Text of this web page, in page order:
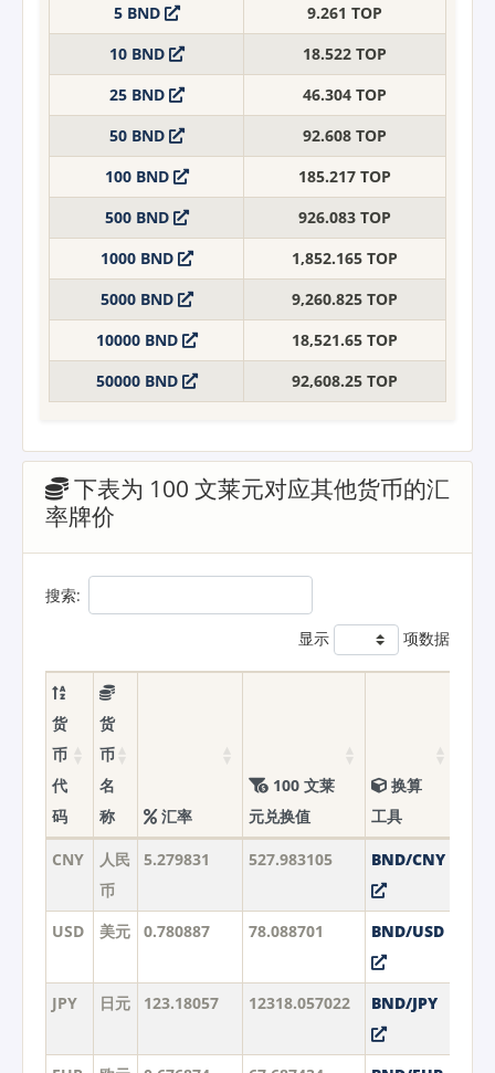
5 BND
9.261 TOP
10 BND
18.522 TOP
25 BND
46.304 TOP
50 BND
92.608 TOP
100 BND
185.217 TOP
500 BND
926.083 TOP
1000 BND
1,852.165 TOP
5000 BND
9,260.825 TOP
10000 BND
18,521.65 TOP
50000 BND
92,608.25 TOP
下表为 100 文莱元对应其他货币的汇
率牌价
搜索:
显示 项数据
货
币
代
码
货
币
名
称
汇率
100 文莱
元兑换值
换算
工具
CNY
人民
币
5.279831 527.983105 BND/CNY
USD 美元 0.780887 78.088701 BND/USD
JPY 日元 123.18057 12318.057022 BND/JPY